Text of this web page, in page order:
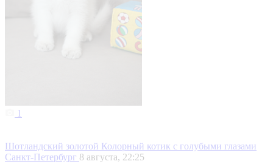
1
Шотландский золотой Колорный котик с голубыми глазами
Санкт-Петербург 8 августа, 22:25